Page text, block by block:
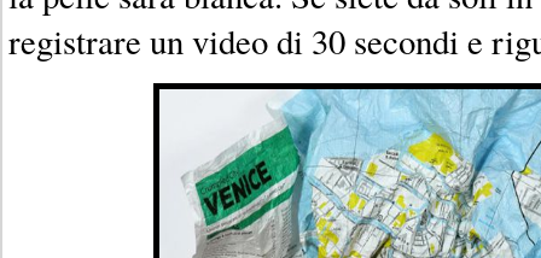
registrare un video di 30 secondi e